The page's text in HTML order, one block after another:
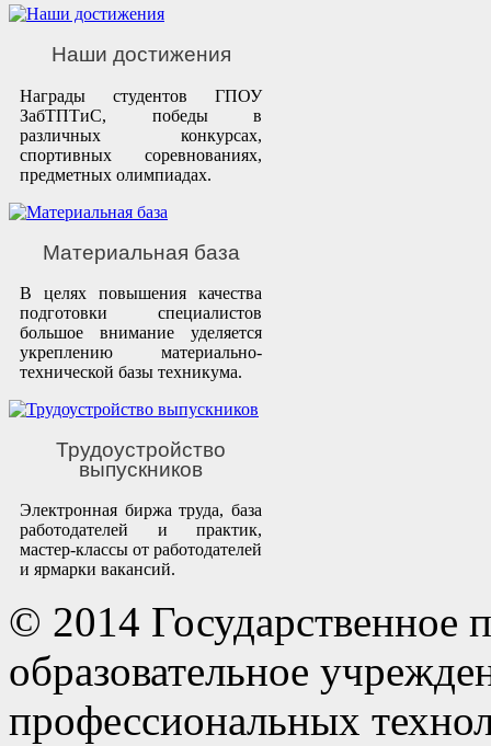
Наши достижения
Награды студентов ГПОУ
ЗабТПТиС, победы в
различных конкурсах,
спортивных соревнованиях,
предметных олимпиадах.
Материальная база
В целях повышения качества
подготовки специалистов
большое внимание уделяется
укреплению материально-
технической базы техникума.
Трудоустройство
выпускников
Электронная биржа труда, база
работодателей и практик,
мастер-классы от работодателей
и ярмарки вакансий.
© 2014 Государственное
образовательное
профессиональных